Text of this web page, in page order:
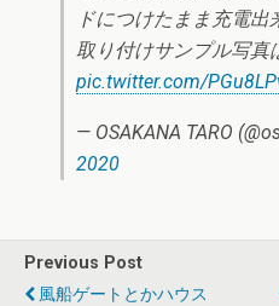
ドにつけたまま充電出
取り付けサンプル写真
pic.twitter.com/
— OSAKANA TARO
2020
Previous Post
風船ゲートとかハウス